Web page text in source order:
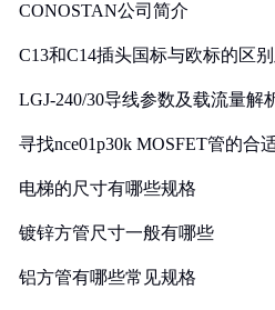
CONOSTAN公司简介
C13和C14插头国标与欧标的区
LGJ-240/30导线参数及载流量解
寻找nce01p30k MOSFET管的合
电梯的尺寸有哪些规格
镀锌方管尺寸一般有哪些
铝方管有哪些常见规格